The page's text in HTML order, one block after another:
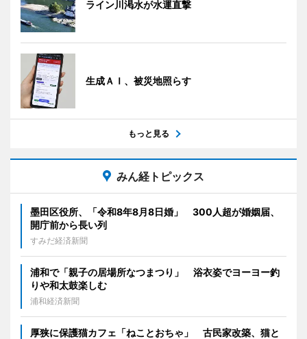
ライン川渇水が水運直撃
生成ＡＩ、被災地照らす
もっと見る
みん経トピックス
墨田区役所、「令和8年8月8日婚」 300人超が婚姻届、
開庁前から長い列
すみだ経済新聞
浦和で「親子の居場所なつまつり」 浴衣姿でヨーヨー釣
りや和太鼓楽しむ
浦和経済新聞
厚狭に保護猫カフェ「ねことおちゃ」 古民家改築、猫と